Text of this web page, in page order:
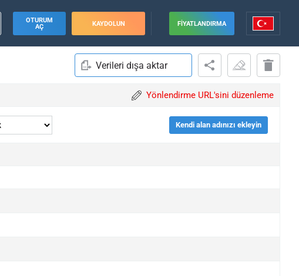
OTURUM
AÇ
KAYDOLUN FIYATLANDIRMA
Verileri dışa aktar
Yönlendirme URL'sini düzenleme
Kendi alan adınızı ekleyin